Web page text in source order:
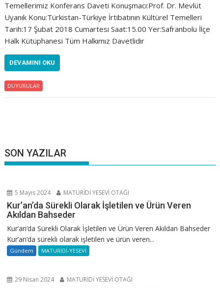
Temellerimiz Konferans Daveti Konuşmacı:Prof. Dr. Mevlüt
Uyanık Konu:Türkistan-Türkiye İrtibatının Kültürel Temelleri
Tarih:17 Şubat 2018 Cumartesi Saat:15.00 Yer:Safranbolu İlçe
Halk Kütüphanesi Tüm Halkımız Davetlidir
DEVAMINI OKU
DUYURULAR
SON YAZILAR
5 Mayıs 2024 MATURİDİ YESEVİ OTAĞI
Kur’an’da Sürekli Olarak İşletilen ve Ürün Veren
Akıldan Bahseder
Kur’an’da Sürekli Olarak İşletilen ve Ürün Veren Akıldan Bahseder
Kur’an’da sürekli olarak işletilen ve ürün veren...
Gündem MATURİDİ-YESEVİ
29 Nisan 2024 MATURİDİ YESEVİ OTAĞI